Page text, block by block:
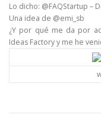
Lo dicho: @FAQStartup –
Una idea de @emi_sb
¿Y por qué me da por
Ideas Factory y me he